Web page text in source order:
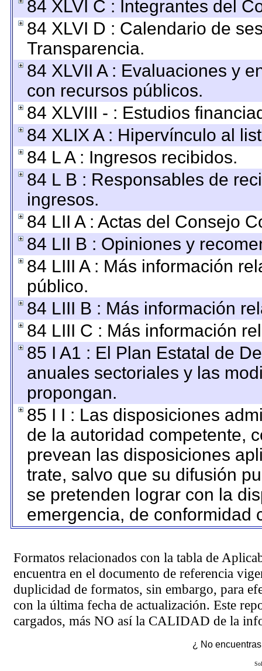
84 XLVI C : Integrantes del
84 XLVI D : Calendario de
Transparencia.
84 XLVII A : Evaluaciones y
con recursos públicos.
84 XLVIII - : Estudios
84 XLIX A : Hipervínculo al
84 L A : Ingresos recibidos.
84 L B : Responsables de
ingresos.
84 LII A : Actas del Consejo
84 LII B : Opiniones y
84 LIII A : Más información
público.
84 LIII B : Más información
84 LIII C : Más información
85 I A1 : El Plan Estatal de
anuales sectoriales y las
propongan.
85 I I : Las disposiciones
de la autoridad competente,
prevean las disposiciones
trate, salvo que su difusión
se pretenden lograr con la
emergencia, de conformidad
Formatos relacionados con la tabla de
encuentra en el documento de referencia
duplicidad de formatos, sin embargo, para
con la última fecha de actualización. Este
cargados, más NO así la CALIDAD de la
¿ No